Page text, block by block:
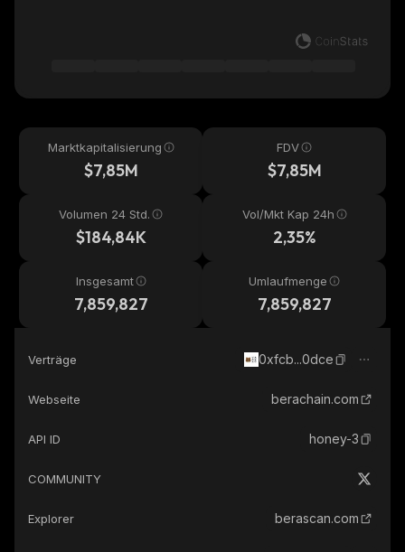
Marktkapitalisierung
$7,85M
FDV
$7,85M
Volumen 24 Std.
$184,84K
Vol/Mkt Kap 24h
2,35%
Insgesamt
7,859,827
Umlaufmenge
7,859,827
Verträge 0xfcb...0dce
Webseite berachain.com
API ID honey-3
COMMUNITY
Explorer berascan.com